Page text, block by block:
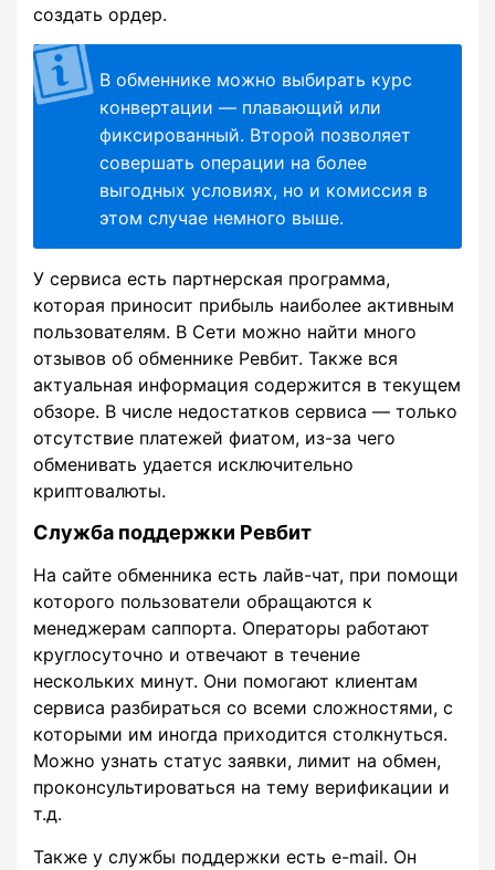
создать ордер.
В обменнике можно выбирать курс
конвертации — плавающий или
фиксированный. Второй позволяет
совершать операции на более
выгодных условиях, но и комиссия в
этом случае немного выше.
У сервиса есть партнерская программа,
которая приносит прибыль наиболее активным
пользователям. В Сети можно найти много
отзывов об обменнике Ревбит. Также вся
актуальная информация содержится в текущем
обзоре. В числе недостатков сервиса — только
отсутствие платежей фиатом, из-за чего
обменивать удается исключительно
криптовалюты.
Служба поддержки Ревбит
На сайте обменника есть лайв-чат, при помощи
которого пользователи обращаются к
менеджерам саппорта. Операторы работают
круглосуточно и отвечают в течение
нескольких минут. Они помогают клиентам
сервиса разбираться со всеми сложностями, с
которыми им иногда приходится столкнуться.
Можно узнать статус заявки, лимит на обмен,
проконсультироваться на тему верификации и
т.д.
Также у службы поддержки есть e-mail. Он